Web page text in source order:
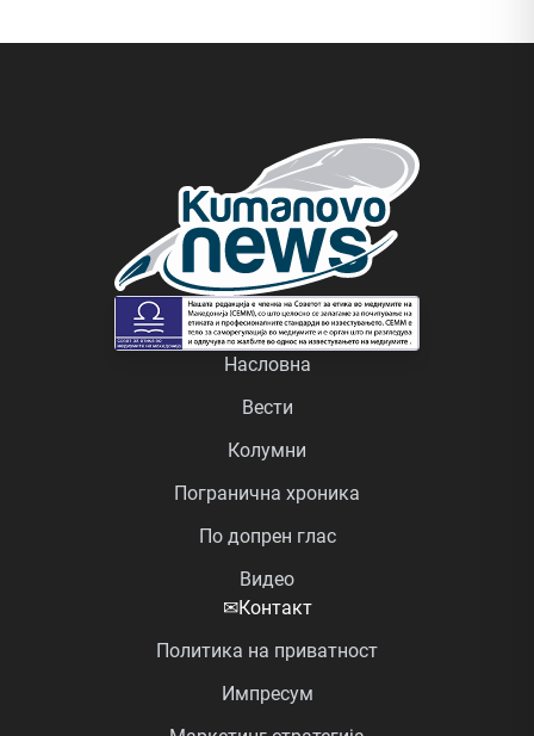
Насловна
Вести
Колумни
Погранична хроника
По допрен глас
Видео
✉Контакт
Политика на приватност
Импресум